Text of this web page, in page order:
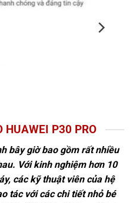
HUAWEI P30 PRO
bây giờ bao gồm rất nhiều
Với kinh nghiệm hơn 10
các kỹ thuật viên của hệ
tác với các chi tiết nhỏ bé